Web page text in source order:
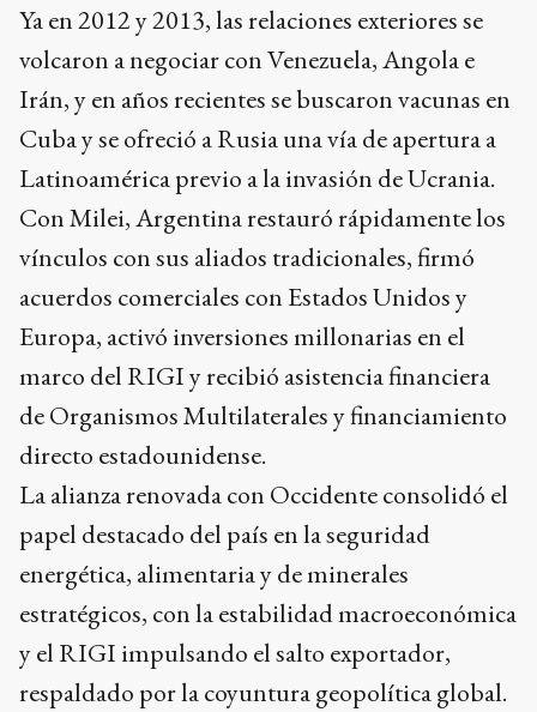
Ya en 2012 y 2013, las relaciones exteriores se
volcaron a negociar con Venezuela, Angola e
Irán, y en años recientes se buscaron vacunas en
Cuba y se ofreció a Rusia una vía de apertura a
Latinoamérica previo a la invasión de Ucrania.
Con Milei, Argentina restauró rápidamente los
vínculos con sus aliados tradicionales, firmó
acuerdos comerciales con Estados Unidos y
Europa, activó inversiones millonarias en el
marco del RIGI y recibió asistencia financiera
de Organismos Multilaterales y financiamiento
directo estadounidense.
La alianza renovada con Occidente consolidó el
papel destacado del país en la seguridad
energética, alimentaria y de minerales
estratégicos, con la estabilidad macroeconómica
y el RIGI impulsando el salto exportador,
respaldado por la coyuntura geopolítica global.